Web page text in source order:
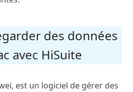
des données
avec HiSuite
est un logiciel de gérer des